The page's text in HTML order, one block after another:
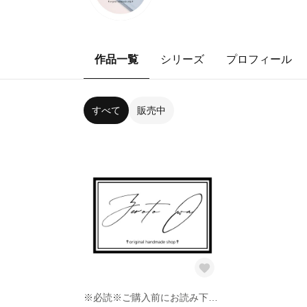
作品一覧 シリーズ プロフィール
すべて 販売中